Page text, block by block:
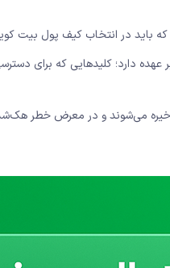
باید در انتخاب کیف پول بیت‌
دارد؛ کلیدهایی که برای
می‌شوند و در معرض خطر هک‌شدن